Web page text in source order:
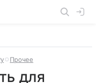
Прочее
для